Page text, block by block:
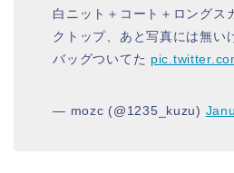
白ニット＋コート＋ロングス
クトップ、あと写真には無い
バッグついてた
— mozc (@1235_kuzu)